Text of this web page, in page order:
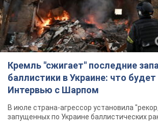
Кремль "сжигает" последние
баллистики в Украине: что
Интервью с Шарпом
В июле страна-агрессор установила
запущенных по Украине баллистических